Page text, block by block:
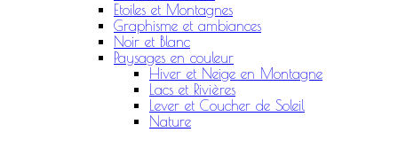
Etoiles et Montagnes
Graphisme et ambiances
Noir et Blanc
Paysages en couleur
Hiver et Neige en Montagne
Lacs et Rivières
Lever et Coucher de Soleil
Nature